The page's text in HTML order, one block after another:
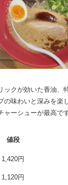
ックが効いた香油、
味わいと深みを楽
ャーシューが最高です
値段
1,420円
1,120円